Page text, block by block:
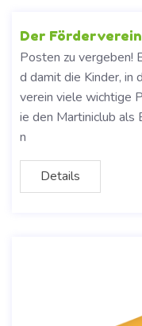
Der
Posten zu vergeben!
d damit die Kinder, in
verein viele wichtige
ie den Martiniclub
n
Details